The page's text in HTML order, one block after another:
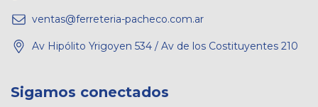
ventas@ferreteria-pacheco.com.ar
Av Hipólito Yrigoyen 534 / Av de los Costituyentes 210
Sigamos conectados